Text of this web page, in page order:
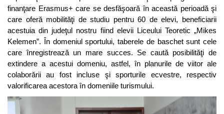
finanţare Erasmus+ care se desfăşoară în această perioadă şi
care oferă mobilităţi de studiu pentru 60 de elevi, beneficiarii
acestuia din judeţul nostru fiind elevii Liceului Teoretic „Mikes
Kelemen”. În domeniul sportului, taberele de baschet sunt cele
care înregistrează un mare succes. Se caută posibilităţi de
extindere a acestui domeniu, astfel, în planurile de viitor ale
colaborării au fost incluse şi sporturile ecvestre, respectiv
valorificarea acestora în domeniile turismului.